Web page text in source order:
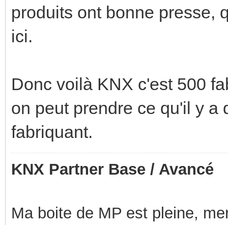
produits ont bonne presse,
ici.
Donc voilà KNX c'est 500
on peut prendre ce qu'il y a
fabriquant.
KNX Partner Base / Avancé
Ma boite de MP est pleine,